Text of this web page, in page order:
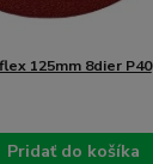
125mm 8dier P40
Pridať do košíka